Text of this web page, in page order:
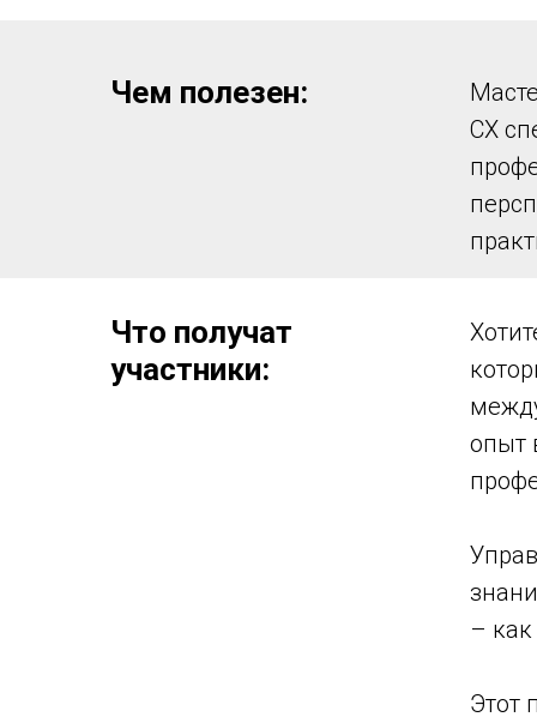
Чем полезен:
СХ
Что получат
участники:
опыт
–
Этот